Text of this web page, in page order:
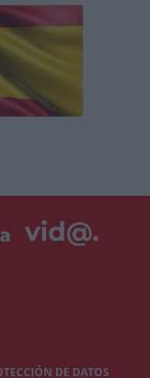
DE DATOS